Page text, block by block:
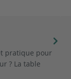
pratique pour
? La table